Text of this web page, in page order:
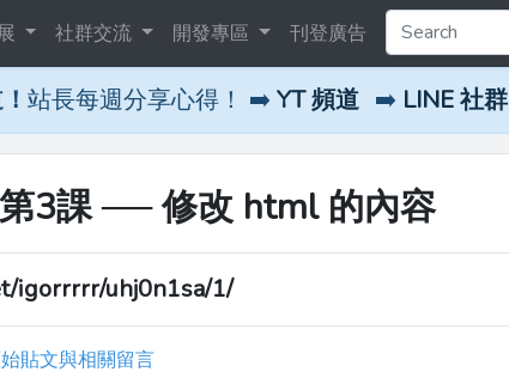
社群交流 開發專區 刊登廣告
站長每週分享心得！ ➡️ YT 頻道 ➡️ LINE 社群
3課 ── 修改 html 的內容
igorrrrr/uhj0n1sa/1/
貼文與相關留言